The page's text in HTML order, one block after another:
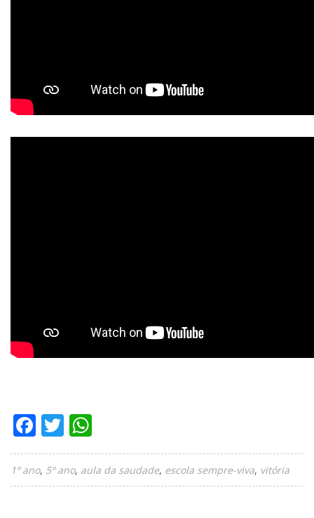
Facebook
Twitter
1º ano 5º ano aula da saudade escola sempre-viva vitória